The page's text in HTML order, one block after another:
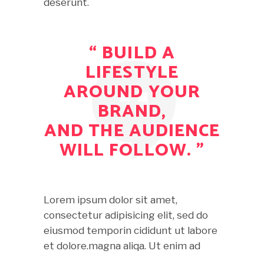
“ BUILD A
LIFESTYLE
AROUND YOUR
BRAND,
AND THE AUDIENCE
WILL FOLLOW. ”
Lorem ipsum dolor sit amet,
consectetur adipisicing elit, sed do
eiusmod temporin cididunt ut labore
et dolore.magna aliqa. Ut enim ad